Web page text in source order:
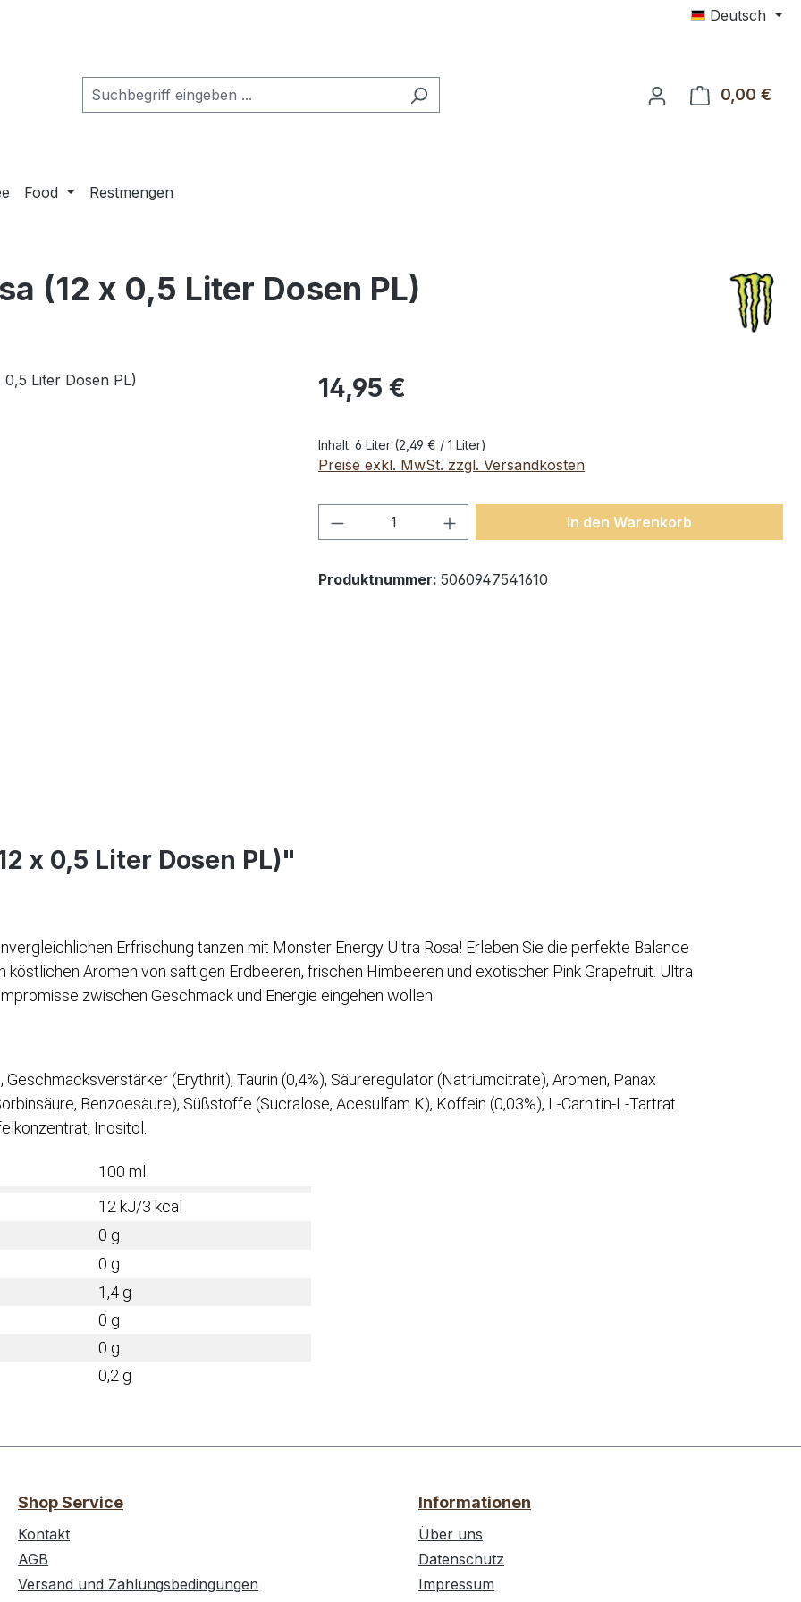
Deutsch
0,00 €
Food Restmengen
(12 x 0,5 Liter Dosen PL)
14,95 €
Inhalt: 6 Liter (2,49 € / 1 Liter)
Preise exkl. MwSt. zzgl. Versandkosten
Produkt Anzahl: Gib den gewünschten Wert
In den Warenkorb
Produktnummer: 5060947541610
x 0,5 Liter Dosen PL)"
Erfrischung tanzen mit Monster Energy Ultra Rosa! Erleben Sie die perfekte Balance
Aromen von saftigen Erdbeeren, frischen Himbeeren und exotischer Pink Grapefruit. Ultra
zwischen Geschmack und Energie eingehen wollen.
(Erythrit), Taurin (0,4%), Säureregulator (Natriumcitrate), Aromen, Panax
Benzoesäure), Süßstoffe (Sucralose, Acesulfam K), Koffein (0,03%), L-Carnitin-L-Tartrat
Inositol.
100 ml
12 kJ/3 kcal
0 g
0 g
1,4 g
0 g
0 g
0,2 g
Shop Service
Kontakt
AGB
Versand und Zahlungsbedingungen
Informationen
Über uns
Datenschutz
Impressum